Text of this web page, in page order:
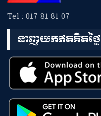
Tel : 017 81 81 07
ទាញយកឥតគិតថ្លៃ